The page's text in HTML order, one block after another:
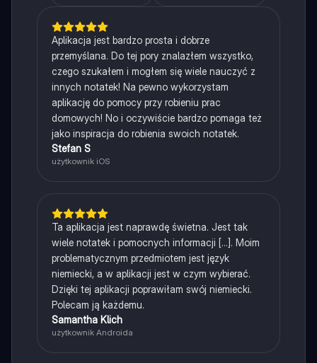
Aplikacja jest bardzo prosta i dobrze
przemyślana. Do tej pory znalazłem wszystko,
czego szukałem i mogłem się wiele nauczyć z
innych notatek! Na pewno wykorzystam
aplikację do pomocy przy robieniu prac
domowych! No i oczywiście bardzo pomaga też
jako inspiracja do robienia swoich notatek.
Stefan S
użytkownik iOS
Ta aplikacja jest naprawdę świetna. Jest tak
wiele notatek i pomocnych informacji [...]. Moim
problematycznym przedmiotem jest język
niemiecki, a w aplikacji jest w czym wybierać.
Dzięki tej aplikacji poprawiłam swój niemiecki.
Polecam ją każdemu.
Samantha Klich
użytkownik Androida